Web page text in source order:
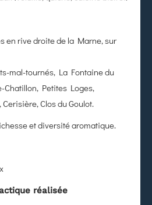
en rive droite de la Marne, sur
mal-tournés, La Fontaine du
Chatillon, Petites Loges,
Clos du Goulot.
et diversité aromatique.
réalisée